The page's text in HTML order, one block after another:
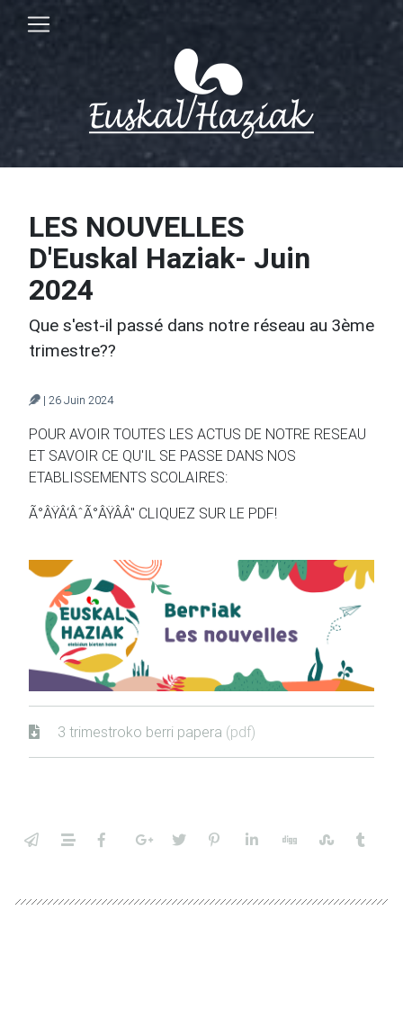
3 trimestroko berri papera (pdf)
LES NOUVELLES
D'Euskal Haziak- Juin
2024
Que s'est-il passé dans notre réseau au 3ème
trimestre??
| 26 Juin 2024
POUR AVOIR TOUTES LES ACTUS DE NOTRE RESEAU
ET SAVOIR CE QU'IL SE PASSE DANS NOS
ETABLISSEMENTS SCOLAIRES:
Ã°ÂŸÂ‘ÂˆÃ°ÂŸÂÂ" CLIQUEZ SUR LE PDF!